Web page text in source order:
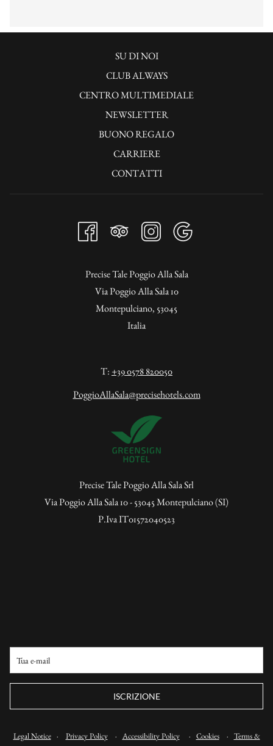
SU DI NOISI
APRE
IN
NUOVA
SCHEDA
CLUB ALWAYS
CENTRO MULTIMEDIALESI
NEWSLETTERSI
APRE
BUONO REGALO
CARRIERE
CONTATTI
Precise Tale Poggio Alla Sala
Via Poggio Alla Sala 10
Montepulciano, 53045
Italia
T: +39 0578 820050
PoggioAllaSala@precisehotels.com
Precise Tale Poggio Alla Sala Srl
Via Poggio Alla Sala 10 - 53045 Montepulciano (SI)
P.Iva IT01572040523
ISCRIZIONE
Legal Notice· Privacy Policy· Accessibility Policy· Cookies· Terms &